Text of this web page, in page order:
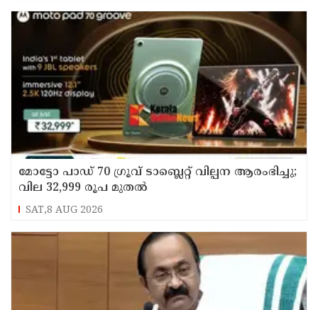
മോട്ടോ പാഡ് 70 ഗ്രൂവ് ടാബ്ലെറ്റ് വില്പന ആരംഭിച്ചു;
വില 32,999 രൂപ മുതൽ
SAT,8 AUG 2026